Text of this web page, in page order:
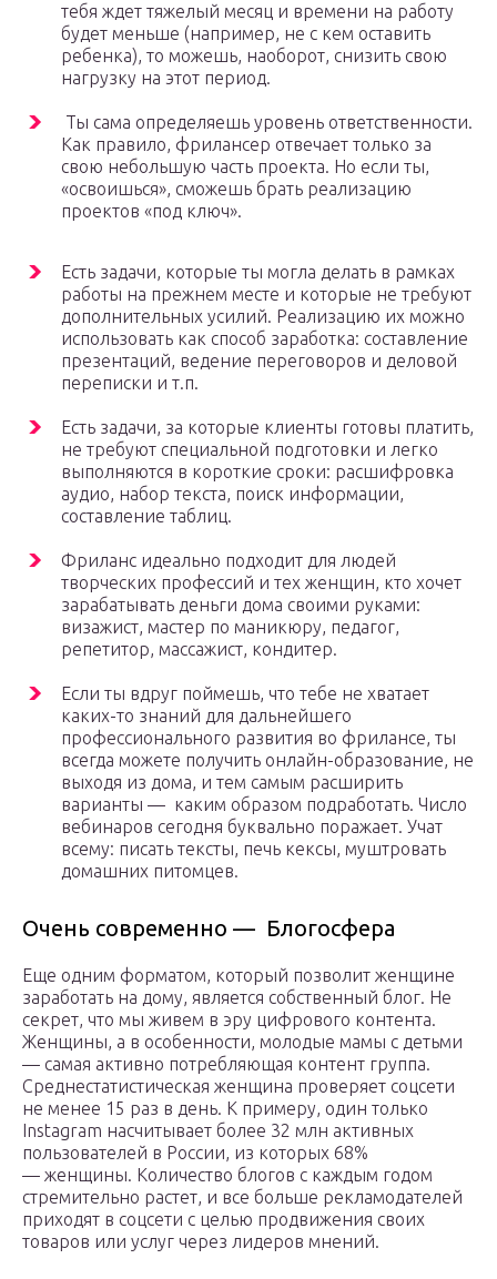
тебя ждет тяжелый месяц и времени на работу
будет меньше (например, не с кем оставить
ребенка), то можешь, наоборот, снизить свою
нагрузку на этот период.
Ты сама определяешь уровень ответственности.
Как правило, фрилансер отвечает только за
свою небольшую часть проекта. Но если ты,
«освоишься», сможешь брать реализацию
проектов «под ключ».
Есть задачи, которые ты могла делать в рамках
работы на прежнем месте и которые не требуют
дополнительных усилий. Реализацию их можно
использовать как способ заработка: составление
презентаций, ведение переговоров и деловой
переписки и т.п.
Есть задачи, за которые клиенты готовы платить,
не требуют специальной подготовки и легко
выполняются в короткие сроки: расшифровка
аудио, набор текста, поиск информации,
составление таблиц.
Фриланс идеально подходит для людей
творческих профессий и тех женщин, кто хочет
зарабатывать деньги дома своими руками:
визажист, мастер по маникюру, педагог,
репетитор, массажист, кондитер.
Если ты вдруг поймешь, что тебе не хватает
каких-то знаний для дальнейшего
профессионального развития во фрилансе, ты
всегда можете получить онлайн-образование, не
выходя из дома, и тем самым расширить
варианты — каким образом подработать. Число
вебинаров сегодня буквально поражает. Учат
всему: писать тексты, печь кексы, муштровать
домашних питомцев.
Очень современно — Блогосфера
Еще одним форматом, который позволит женщине
заработать на дому, является собственный блог. Не
секрет, что мы живем в эру цифрового контента.
Женщины, а в особенности, молодые мамы с детьми
— самая активно потребляющая контент группа.
Среднестатистическая женщина проверяет соцсети
не менее 15 раз в день. К примеру, один только
Instagram насчитывает более 32 млн активных
пользователей в России, из которых 68%
— женщины. Количество блогов с каждым годом
стремительно растет, и все больше рекламодателей
приходят в соцсети с целью продвижения своих
товаров или услуг через лидеров мнений.